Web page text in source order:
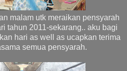
malam utk meraikan pensyarah
tahun 2011-sekarang.. aku bagi
hari as well as ucapkan terima
semua pensyarah.